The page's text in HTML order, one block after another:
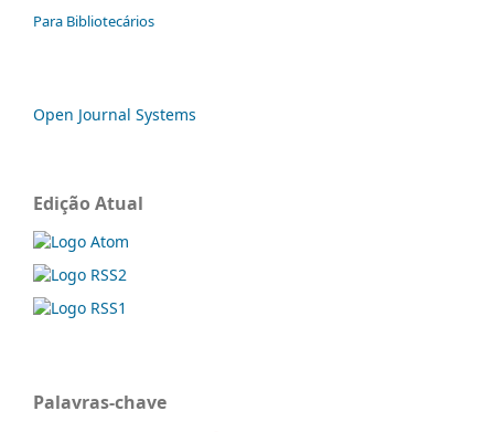
Para Bibliotecários
Open Journal Systems
Edição Atual
Palavras-chave